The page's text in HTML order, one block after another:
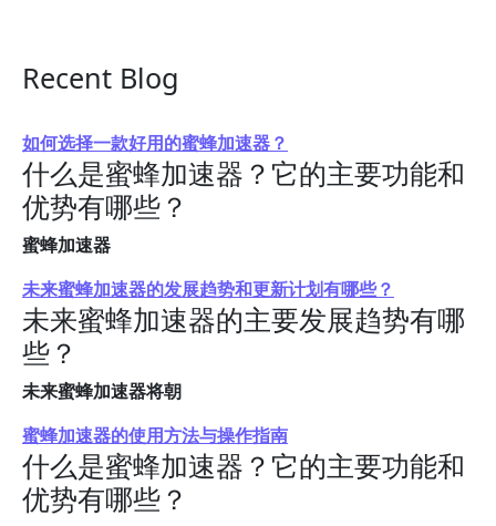
Recent Blog
如何选择一款好用的蜜蜂加速器？
什么是蜜蜂加速器？它的主要功能和
优势有哪些？
蜜蜂加速器
未来蜜蜂加速器的发展趋势和更新计划有哪些？
未来蜜蜂加速器的主要发展趋势有哪
些？
未来蜜蜂加速器将朝
蜜蜂加速器的使用方法与操作指南
什么是蜜蜂加速器？它的主要功能和
优势有哪些？